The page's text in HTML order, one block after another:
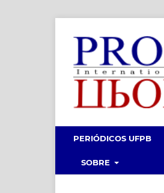
PERIÓDICOS UFPB
SOBRE